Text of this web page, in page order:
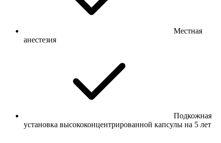
Местная
анестезия
Подкожная
установка высококонцентрированной капсулы на 5 лет